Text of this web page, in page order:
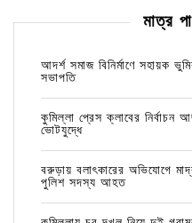
মাত্র
আদর্শ সমাজ বিনির্মাণে সহায়ক
সভাপতি
কুমিল্লা প্রেস ক্লাবের
ভোটযুদ্ধে
বরুড়ায় বলাৎকারের অভিযোগে
পুলিশ সদস্য আহত